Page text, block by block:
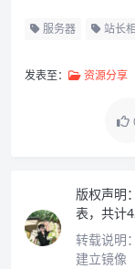
服务器 站长
发表至： 资源分享
版权声明：
表，共计
转载说明：
建立镜像